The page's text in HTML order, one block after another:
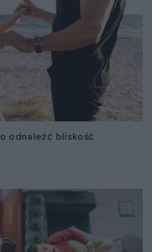
odnaleźć bliskość